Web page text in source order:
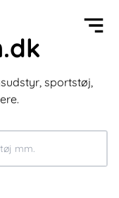
sportstøj,